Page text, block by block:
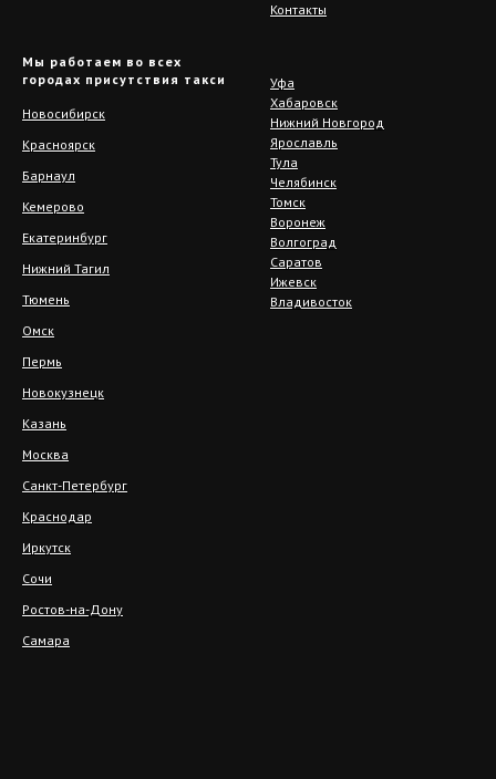
Контакты
Мы работаем во всех
городах присутствия такси
Новосибирск
Красноярск
Барнаул
Кемерово
Екатеринбург
Нижний Тагил
Тюмень
Омск
Пермь
Новокузнецк
Казань
Москва
Санкт-Петербург
Краснодар
Иркутск
Сочи
Ростов-на-Дону
Самара
Уфа
Хабаровск
Нижний Новгород
Ярославль
Тула
Челябинск
Томск
Воронеж
Волгоград
Саратов
Ижевск
Владивосток